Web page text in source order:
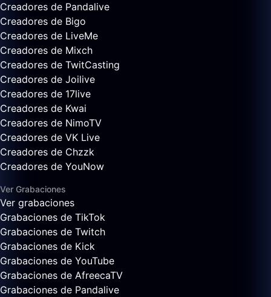
Creadores de Pandalive
Creadores de Bigo
Creadores de LiveMe
Creadores de Mixch
Creadores de TwitCasting
Creadores de Joilive
Creadores de 17live
Creadores de Kwai
Creadores de NimoTV
Creadores de VK Live
Creadores de Chzzk
Creadores de YouNow
Ver Grabaciones
Ver grabaciones
Grabaciones de TikTok
Grabaciones de Twitch
Grabaciones de Kick
Grabaciones de YouTube
Grabaciones de AfreecaTV
Grabaciones de Pandalive